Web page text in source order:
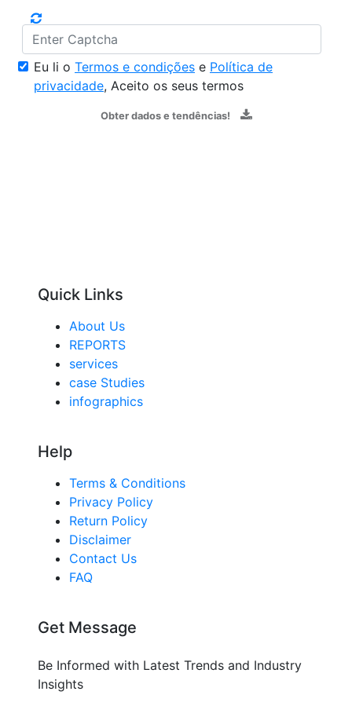
Eu li o Termos e condições e Política de
privacidade, Aceito os seus termos
Obter dados e tendências!
Quick Links
About Us
REPORTS
services
case Studies
infographics
Help
Terms & Conditions
Privacy Policy
Return Policy
Disclaimer
Contact Us
FAQ
Get Message
Be Informed with Latest Trends and Industry
Insights